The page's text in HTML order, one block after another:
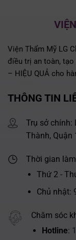
Viện Thẩm Mỹ LG
điều trị an toàn,
– HIỆU QUẢ cho
THÔNG TIN
Trụ sở chính:
Thành, Quận
Thời gian
Thứ 2 -
Chủ nhật:
Chăm sóc
Hotline: